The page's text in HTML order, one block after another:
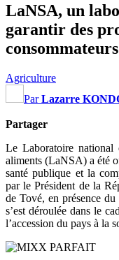
LaNSA, un
garantir des
consommateurs
Agriculture
ParLazarre
Partager
Le Laboratoire national
aliments (LaNSA) a été
santé publique et la
par le Président de la
de Tové, en présence
s’est déroulée dans le
l’accession du pays à la